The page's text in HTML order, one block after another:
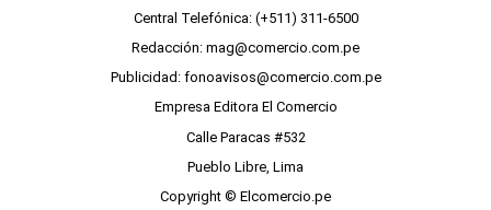
Central Telefónica: (+511) 311-6500
Redacción: mag@comercio.com.pe
Publicidad: fonoavisos@comercio.com.pe
Empresa Editora El Comercio
Calle Paracas #532
Pueblo Libre, Lima
Copyright © Elcomercio.pe